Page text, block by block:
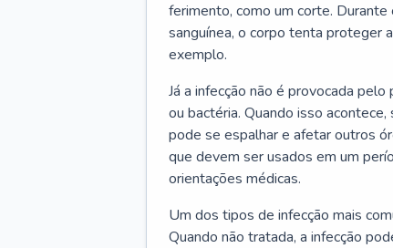
ferimento, como um corte.
sanguínea, o corpo tenta proteger
exemplo.
Já a infecção não é provocada
ou bactéria. Quando isso
pode se espalhar e afetar outros
que devem ser usados em um
orientações médicas.
Um dos tipos de infecção mais
Quando não tratada, a infecção